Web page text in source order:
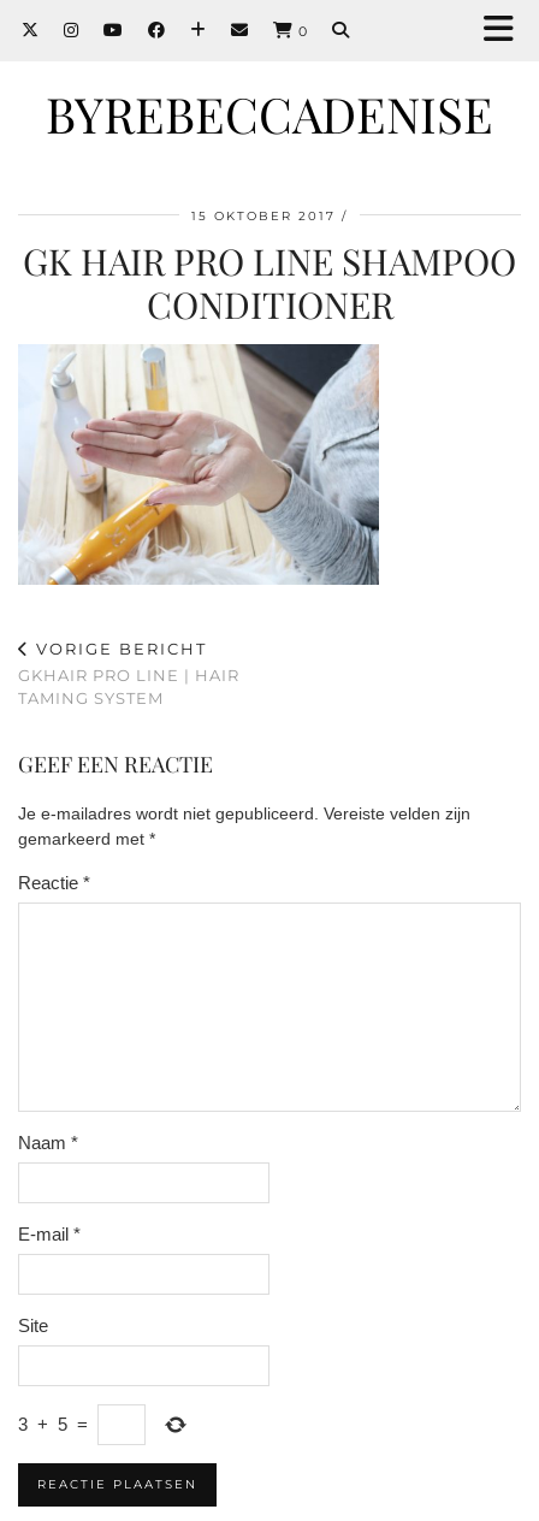
0
BYREBECCADENISE
15 OKTOBER 2017
GK HAIR PRO LINE SHAMPOO
CONDITIONER
VORIGE BERICHT
GKHAIR PRO LINE | HAIR
TAMING SYSTEM
GEEF EEN REACTIE
Je e-mailadres wordt niet gepubliceerd. Vereiste velden zijn
gemarkeerd met *
Reactie *
Naam *
E-mail *
Site
3 + 5 =